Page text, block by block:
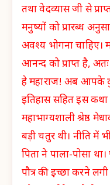
तथा वेदव्यास जी से
मनुष्यों को प्रारब्ध
अवश्य भोगना चाहिए।
आनन्द को प्राप्त है,
हे महाराज! अब आपके
इतिहास सहित इस कथा
महाभाग्यशाली श्रेष्ठ
बड़ी चतुर थी। नीति में
पिता ने पाला-पोसा
पौत्र की इच्छा करने